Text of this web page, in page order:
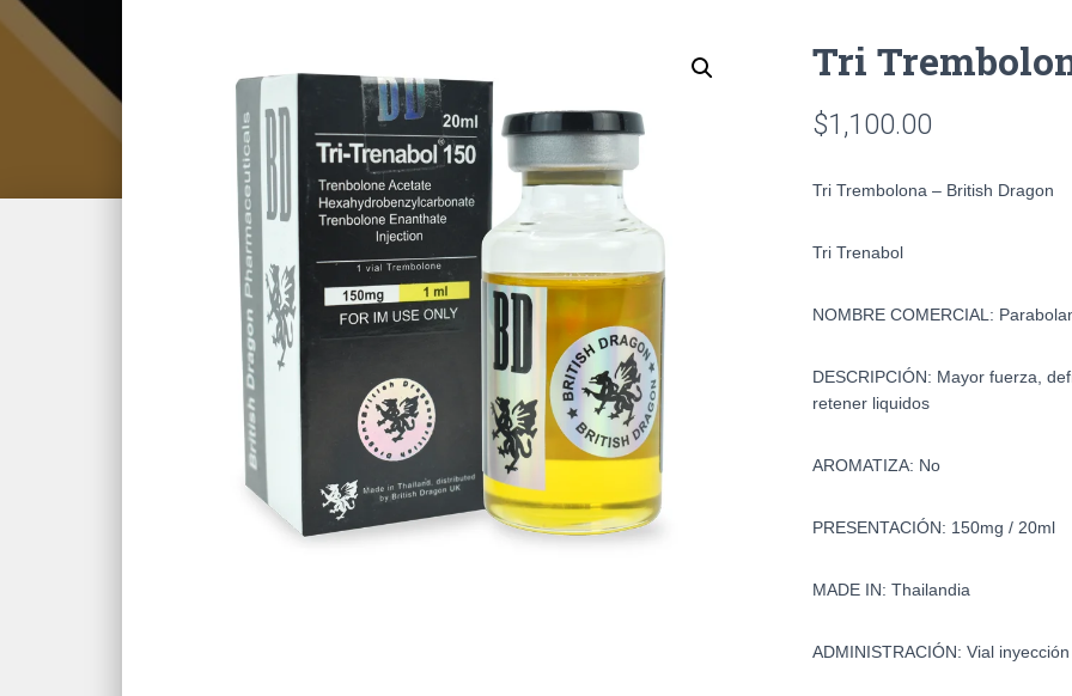
Tri
$1,100.00
Tri Trembolona – British Dragon
Tri Trenabol
NOMBRE COMERCIAL:
DESCRIPCIÓN: Mayor fuerza,
retener liquidos
AROMATIZA: No
PRESENTACIÓN: 150mg / 20ml
MADE IN: Thailandia
ADMINISTRACIÓN: Vial inyección